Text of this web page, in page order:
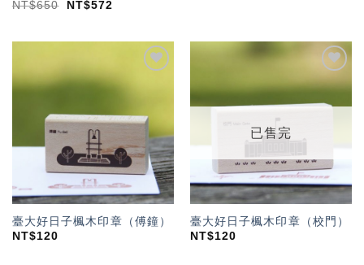
NT$650 NT$572
單」
臺大好日子楓木印章（傅鐘）
NT$120
加入
望輕
已售完
臺大好日子楓木印章（校門）
NT$120